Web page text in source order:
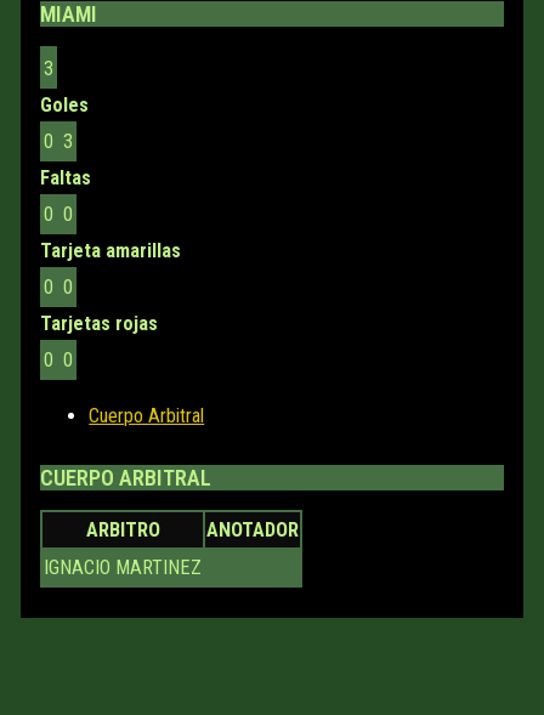
MIAMI
3
Goles
0 3
Faltas
0 0
Tarjeta amarillas
0 0
Tarjetas rojas
0 0
Cuerpo Arbitral
CUERPO ARBITRAL
ARBITRO
ANOTADOR
IGNACIO MARTINEZ